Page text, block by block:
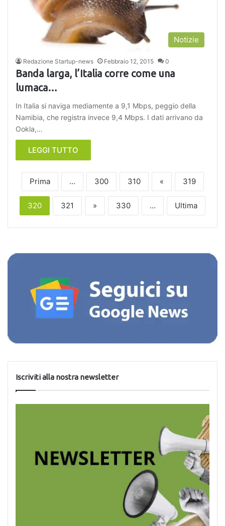
Notizie
Redazione Startup-news Febbraio 12, 2015 0
Banda larga, l’Italia corre come una
lumaca…
In Italia si naviga mediamente a 9,1 Mbps, peggio della
Namibia, che registra invece 9,4 Mbps. I dati arrivano da
Ookla,…
LEGGI TUTTO
Prima ... 300 310 « 319
320 321 » 330 ... Ultima
Iscriviti alla nostra newsletter